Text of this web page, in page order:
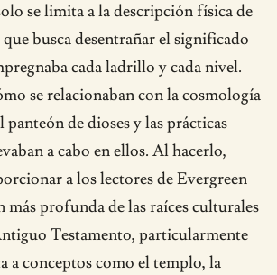
se limita a la descripción física de
busca desentrañar el significado
cada ladrillo y cada nivel.
se relacionaban con la cosmología
panteón de dioses y las prácticas
a cabo en ellos. Al hacerlo,
a los lectores de Evergreen
más profunda de las raíces culturales
Testamento, particularmente
a conceptos como el templo, la